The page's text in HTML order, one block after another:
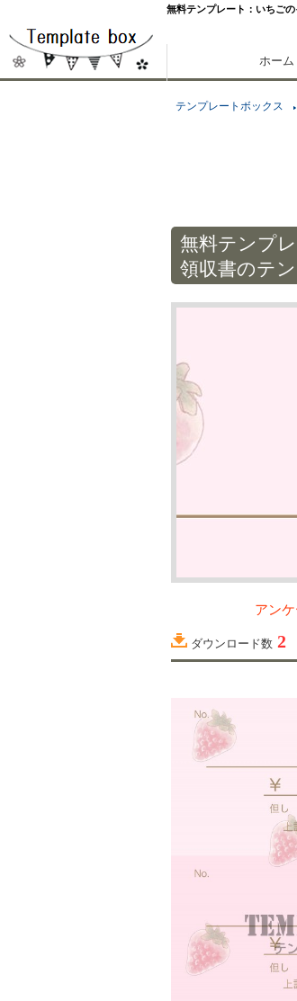
無料テンプレート：いちご
ホーム
テンプレートボックス
無料テンプ
領収書のテ
アン
ダウンロード数 2